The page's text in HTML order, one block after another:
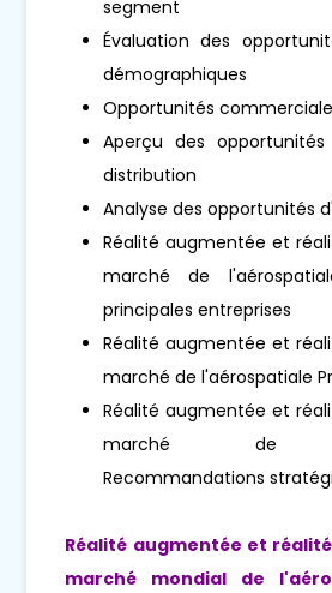
segment
Évaluation des
démographiques
Opportunités
Aperçu des
distribution
Analyse des opportunités
Réalité augmentée et
marché de
principales entreprises
Réalité augmentée et
marché de l'aérospatiale
Réalité augmentée et
marché de
Recommandations
Réalité augmentée et
marché mondial de